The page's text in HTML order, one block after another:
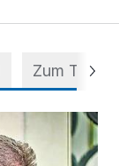
Zum Thema